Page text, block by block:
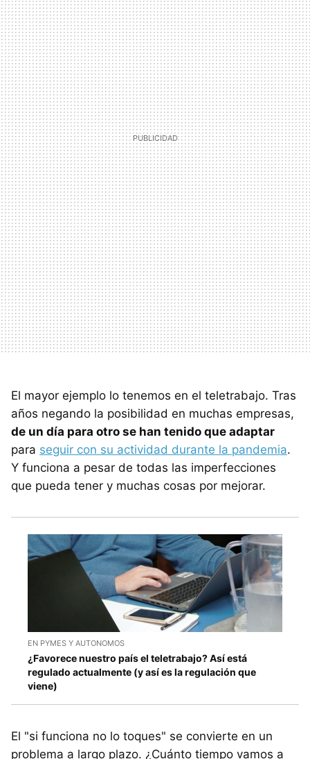
El mayor ejemplo lo tenemos en el teletrabajo. Tras
años negando la posibilidad en muchas empresas,
de un día para otro se han tenido que adaptar
para seguir con su actividad durante la pandemia.
Y funciona a pesar de todas las imperfecciones
que pueda tener y muchas cosas por mejorar.
EN PYMES Y AUTONOMOS
¿Favorece nuestro país el teletrabajo? Así está
regulado actualmente (y así es la regulación que
viene)
El "si funciona no lo toques" se convierte en un
problema a largo plazo. ¿Cuánto tiempo vamos a